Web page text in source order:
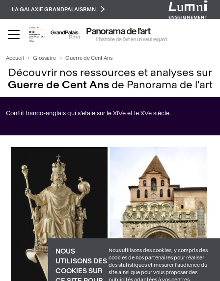
NOUS
UTILISONS DES
COOKIES SUR
Nous utilisons des cookies, y compris des
cookies de nos partenaires pour réaliser
des statistiques et mesurer l'audience du
site ainsi que pour vous proposer des
publicités adaptées à vos centres
principal
LA GALAXIE GRANDPALAISRMN
Panorama de l'art
L’histoire de l’art en un seul regard
Accueil Glossaire Guerre de Cent Ans
Découvrir nos ressources et analyses sur
Guerre de Cent Ansde Panorama de l'art
Conflit franco-anglais qui s’étale sur le XIVe et le XVe siècle.